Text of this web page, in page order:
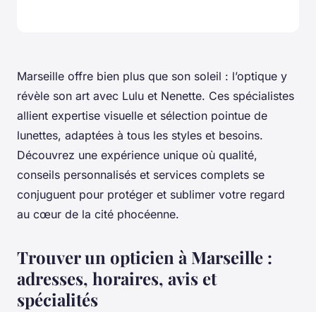
Marseille offre bien plus que son soleil : l’optique y
révèle son art avec Lulu et Nenette. Ces spécialistes
allient expertise visuelle et sélection pointue de
lunettes, adaptées à tous les styles et besoins.
Découvrez une expérience unique où qualité,
conseils personnalisés et services complets se
conjuguent pour protéger et sublimer votre regard
au cœur de la cité phocéenne.
Trouver un opticien à Marseille :
adresses, horaires, avis et
spécialités